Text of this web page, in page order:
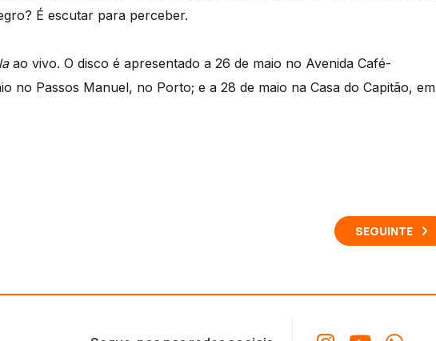
É escutar para perceber.
ao vivo. O disco é apresentado a 26 de maio no Avenida Café-
no Passos Manuel, no Porto; e a 28 de maio na Casa do Capitão, em
SEGUINTE